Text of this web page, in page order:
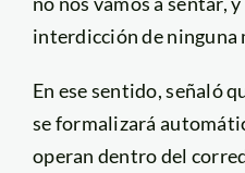
interdicción de ninguna
En ese sentido, señaló
se formalizará
operan dentro del